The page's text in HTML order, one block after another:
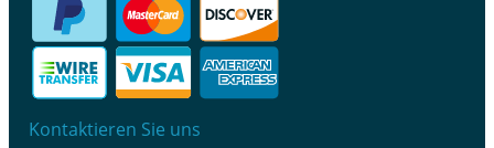
Kontaktieren Sie uns